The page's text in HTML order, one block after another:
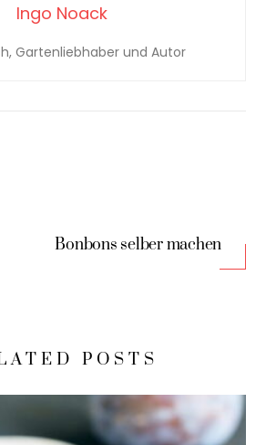
Ingo Noack
Gartenliebhaber und Autor
Bonbons selber machen
POSTS